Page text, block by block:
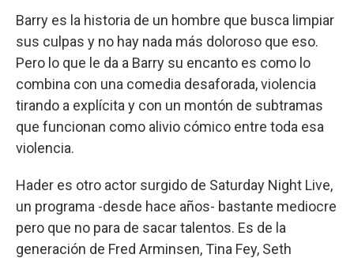
Barry es la historia de un hombre que busca limpiar
sus culpas y no hay nada más doloroso que eso.
Pero lo que le da a Barry su encanto es como lo
combina con una comedia desaforada, violencia
tirando a explícita y con un montón de subtramas
que funcionan como alivio cómico entre toda esa
violencia.
Hader es otro actor surgido de Saturday Night Live,
un programa -desde hace años- bastante mediocre
pero que no para de sacar talentos. Es de la
generación de Fred Arminsen, Tina Fey, Seth